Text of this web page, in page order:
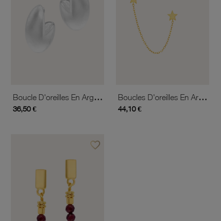
Boucle D'oreilles En Argent Rhodié
36,50 €
Boucles D'oreilles En Argent Doré
44,10 €
favorite_borderAjouter à vos favoris